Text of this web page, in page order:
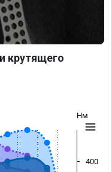
крутящего
Нм
400